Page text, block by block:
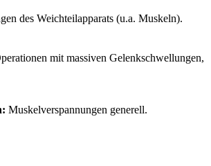
des Weichteilapparats (u.a. Muskeln).
mit massiven Gelenkschwellungen,
Muskelverspannungen generell.